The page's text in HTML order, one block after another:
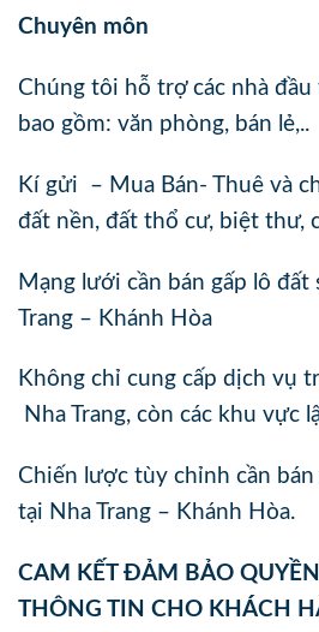
Chuyên môn
Chúng tôi hỗ trợ các nhà
bao gồm: văn phòng, bán lẻ,..
Kí gửi – Mua Bán- Thuê và
đất nền, đất thổ cư, biệt thư,
Mạng lưới cần bán gấp lô đất
Trang – Khánh Hòa
Không chỉ cung cấp dịch vụ
Nha Trang, còn các khu vực
Chiến lược tùy chỉnh cần bán
tại Nha Trang – Khánh Hòa.
CAM KẾT ĐẢM BẢO
THÔNG TIN CHO KHÁCH